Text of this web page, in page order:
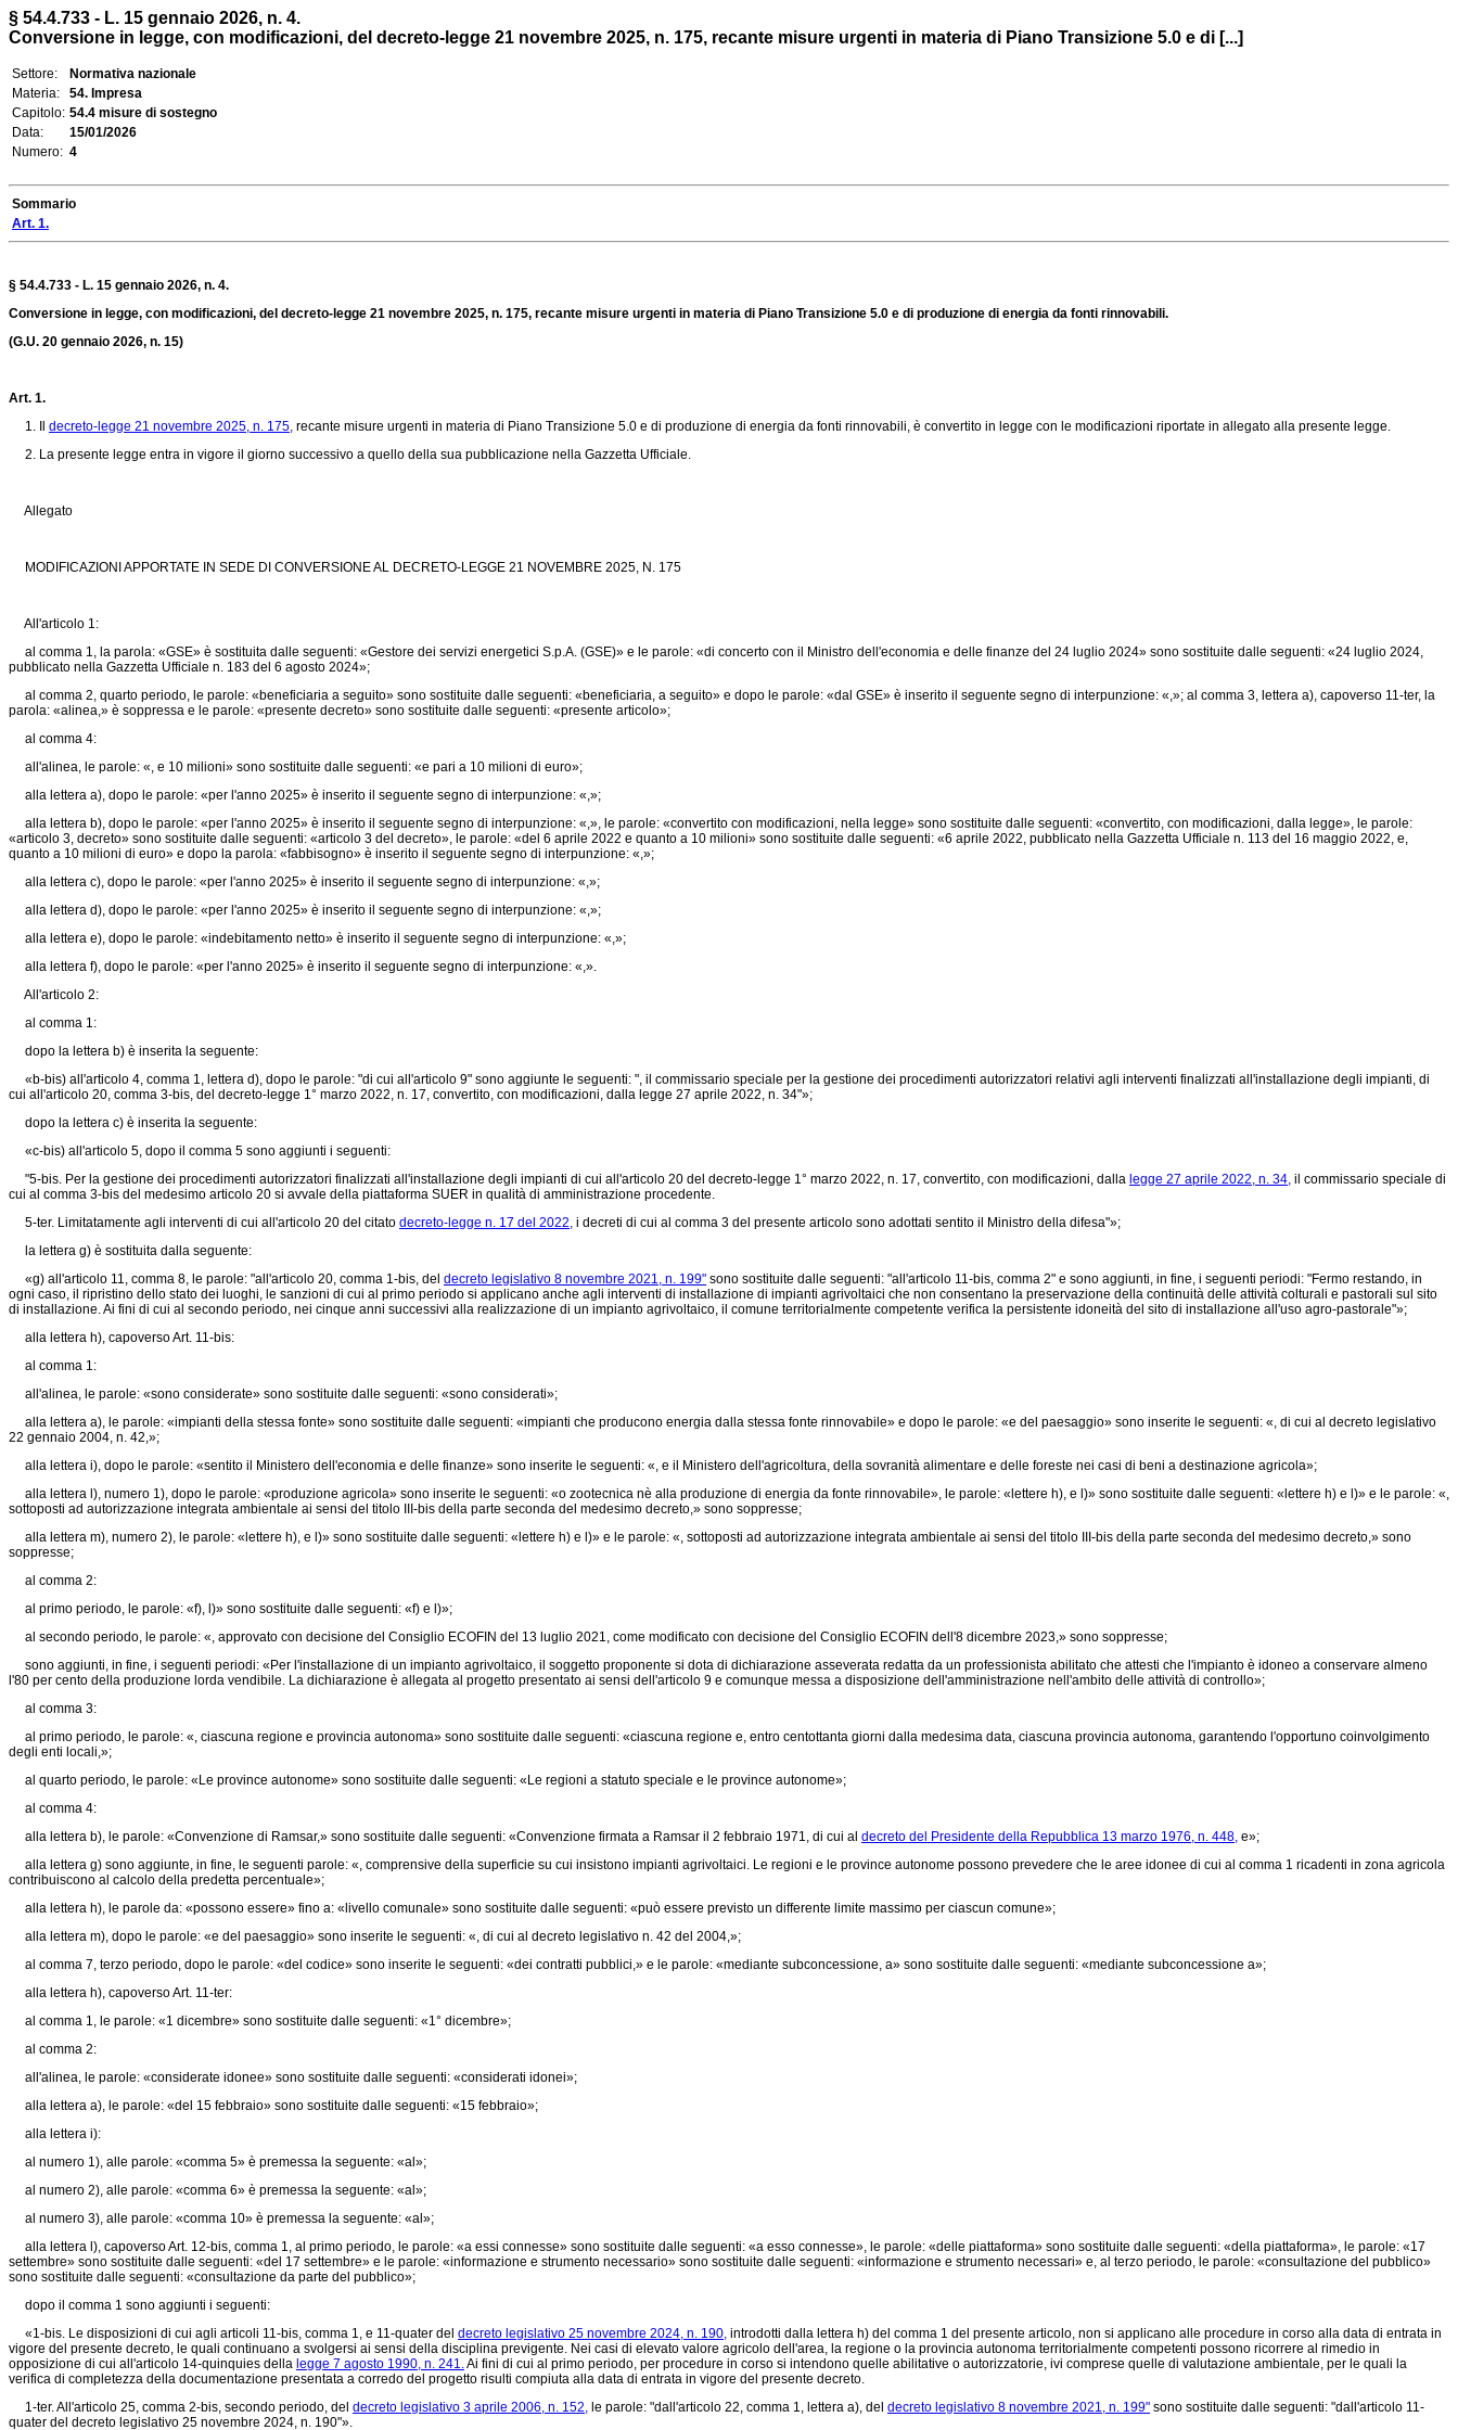
§ 54.4.733 - L. 15 gennaio 2026, n. 4.
Conversione in legge, con modificazioni, del decreto-legge 21 novembre 2025, n. 175, recante misure urgenti in materia di Piano Transizione 5.0 e di [...]
Settore:
Normativa nazionale
Materia:
54. Impresa
Capitolo: 54.4 misure di sostegno
Data:
15/01/2026
Numero: 4
Sommario
Art. 1.
§ 54.4.733 - L. 15 gennaio 2026, n. 4.
Conversione in legge, con modificazioni, del decreto-legge 21 novembre 2025, n. 175, recante misure urgenti in materia di Piano Transizione 5.0 e di produzione di energia da fonti rinnovabili.
(G.U. 20 gennaio 2026, n. 15)
Art. 1.
1. Il decreto-legge 21 novembre 2025, n. 175, recante misure urgenti in materia di Piano Transizione 5.0 e di produzione di energia da fonti rinnovabili, è convertito in legge con le modificazioni riportate in allegato alla presente legge.
2. La presente legge entra in vigore il giorno successivo a quello della sua pubblicazione nella Gazzetta Ufficiale.
Allegato
MODIFICAZIONI APPORTATE IN SEDE DI CONVERSIONE AL DECRETO-LEGGE 21 NOVEMBRE 2025, N. 175
All'articolo 1:
al comma 1, la parola: «GSE» è sostituita dalle seguenti: «Gestore dei servizi energetici S.p.A. (GSE)» e le parole: «di concerto con il Ministro dell'economia e delle finanze del 24 luglio 2024» sono sostituite dalle seguenti: «24 luglio 2024,
pubblicato nella Gazzetta Ufficiale n. 183 del 6 agosto 2024»;
al comma 2, quarto periodo, le parole: «beneficiaria a seguito» sono sostituite dalle seguenti: «beneficiaria, a seguito» e dopo le parole: «dal GSE» è inserito il seguente segno di interpunzione: «,»; al comma 3, lettera a), capoverso 11-ter, la
parola: «alinea,» è soppressa e le parole: «presente decreto» sono sostituite dalle seguenti: «presente articolo»;
al comma 4:
all'alinea, le parole: «, e 10 milioni» sono sostituite dalle seguenti: «e pari a 10 milioni di euro»;
alla lettera a), dopo le parole: «per l'anno 2025» è inserito il seguente segno di interpunzione: «,»;
alla lettera b), dopo le parole: «per l'anno 2025» è inserito il seguente segno di interpunzione: «,», le parole: «convertito con modificazioni, nella legge» sono sostituite dalle seguenti: «convertito, con modificazioni, dalla legge», le parole:
«articolo 3, decreto» sono sostituite dalle seguenti: «articolo 3 del decreto», le parole: «del 6 aprile 2022 e quanto a 10 milioni» sono sostituite dalle seguenti: «6 aprile 2022, pubblicato nella Gazzetta Ufficiale n. 113 del 16 maggio 2022, e,
quanto a 10 milioni di euro» e dopo la parola: «fabbisogno» è inserito il seguente segno di interpunzione: «,»;
alla lettera c), dopo le parole: «per l'anno 2025» è inserito il seguente segno di interpunzione: «,»;
alla lettera d), dopo le parole: «per l'anno 2025» è inserito il seguente segno di interpunzione: «,»;
alla lettera e), dopo le parole: «indebitamento netto» è inserito il seguente segno di interpunzione: «,»;
alla lettera f), dopo le parole: «per l'anno 2025» è inserito il seguente segno di interpunzione: «,».
All'articolo 2:
al comma 1:
dopo la lettera b) è inserita la seguente:
«b-bis) all'articolo 4, comma 1, lettera d), dopo le parole: "di cui all'articolo 9" sono aggiunte le seguenti: ", il commissario speciale per la gestione dei procedimenti autorizzatori relativi agli interventi finalizzati all'installazione degli impianti, di
cui all'articolo 20, comma 3-bis, del decreto-legge 1° marzo 2022, n. 17, convertito, con modificazioni, dalla legge 27 aprile 2022, n. 34"»;
dopo la lettera c) è inserita la seguente:
«c-bis) all'articolo 5, dopo il comma 5 sono aggiunti i seguenti:
"5-bis. Per la gestione dei procedimenti autorizzatori finalizzati all'installazione degli impianti di cui all'articolo 20 del decreto-legge 1° marzo 2022, n. 17, convertito, con modificazioni, dalla legge 27 aprile 2022, n. 34, il commissario speciale di
cui al comma 3-bis del medesimo articolo 20 si avvale della piattaforma SUER in qualità di amministrazione procedente.
5-ter. Limitatamente agli interventi di cui all'articolo 20 del citato decreto-legge n. 17 del 2022, i decreti di cui al comma 3 del presente articolo sono adottati sentito il Ministro della difesa"»;
la lettera g) è sostituita dalla seguente:
«g) all'articolo 11, comma 8, le parole: "all'articolo 20, comma 1-bis, del decreto legislativo 8 novembre 2021, n. 199" sono sostituite dalle seguenti: "all'articolo 11-bis, comma 2" e sono aggiunti, in fine, i seguenti periodi: "Fermo restando, in
ogni caso, il ripristino dello stato dei luoghi, le sanzioni di cui al primo periodo si applicano anche agli interventi di installazione di impianti agrivoltaici che non consentano la preservazione della continuità delle attività colturali e pastorali sul sito
di installazione. Ai fini di cui al secondo periodo, nei cinque anni successivi alla realizzazione di un impianto agrivoltaico, il comune territorialmente competente verifica la persistente idoneità del sito di installazione all'uso agro-pastorale"»;
alla lettera h), capoverso Art. 11-bis:
al comma 1:
all'alinea, le parole: «sono considerate» sono sostituite dalle seguenti: «sono considerati»;
alla lettera a), le parole: «impianti della stessa fonte» sono sostituite dalle seguenti: «impianti che producono energia dalla stessa fonte rinnovabile» e dopo le parole: «e del paesaggio» sono inserite le seguenti: «, di cui al decreto legislativo
22 gennaio 2004, n. 42,»;
alla lettera i), dopo le parole: «sentito il Ministero dell'economia e delle finanze» sono inserite le seguenti: «, e il Ministero dell'agricoltura, della sovranità alimentare e delle foreste nei casi di beni a destinazione agricola»;
alla lettera l), numero 1), dopo le parole: «produzione agricola» sono inserite le seguenti: «o zootecnica nè alla produzione di energia da fonte rinnovabile», le parole: «lettere h), e l)» sono sostituite dalle seguenti: «lettere h) e l)» e le parole: «,
sottoposti ad autorizzazione integrata ambientale ai sensi del titolo III-bis della parte seconda del medesimo decreto,» sono soppresse;
alla lettera m), numero 2), le parole: «lettere h), e l)» sono sostituite dalle seguenti: «lettere h) e l)» e le parole: «, sottoposti ad autorizzazione integrata ambientale ai sensi del titolo III-bis della parte seconda del medesimo decreto,» sono
soppresse;
al comma 2:
al primo periodo, le parole: «f), l)» sono sostituite dalle seguenti: «f) e l)»;
al secondo periodo, le parole: «, approvato con decisione del Consiglio ECOFIN del 13 luglio 2021, come modificato con decisione del Consiglio ECOFIN dell'8 dicembre 2023,» sono soppresse;
sono aggiunti, in fine, i seguenti periodi: «Per l'installazione di un impianto agrivoltaico, il soggetto proponente si dota di dichiarazione asseverata redatta da un professionista abilitato che attesti che l'impianto è idoneo a conservare almeno
l'80 per cento della produzione lorda vendibile. La dichiarazione è allegata al progetto presentato ai sensi dell'articolo 9 e comunque messa a disposizione dell'amministrazione nell'ambito delle attività di controllo»;
al comma 3:
al primo periodo, le parole: «, ciascuna regione e provincia autonoma» sono sostituite dalle seguenti: «ciascuna regione e, entro centottanta giorni dalla medesima data, ciascuna provincia autonoma, garantendo l'opportuno coinvolgimento
degli enti locali,»;
al quarto periodo, le parole: «Le province autonome» sono sostituite dalle seguenti: «Le regioni a statuto speciale e le province autonome»;
al comma 4:
alla lettera b), le parole: «Convenzione di Ramsar,» sono sostituite dalle seguenti: «Convenzione firmata a Ramsar il 2 febbraio 1971, di cui al decreto del Presidente della Repubblica 13 marzo 1976, n. 448, e»;
alla lettera g) sono aggiunte, in fine, le seguenti parole: «, comprensive della superficie su cui insistono impianti agrivoltaici. Le regioni e le province autonome possono prevedere che le aree idonee di cui al comma 1 ricadenti in zona agricola
contribuiscono al calcolo della predetta percentuale»;
alla lettera h), le parole da: «possono essere» fino a: «livello comunale» sono sostituite dalle seguenti: «può essere previsto un differente limite massimo per ciascun comune»;
alla lettera m), dopo le parole: «e del paesaggio» sono inserite le seguenti: «, di cui al decreto legislativo n. 42 del 2004,»;
al comma 7, terzo periodo, dopo le parole: «del codice» sono inserite le seguenti: «dei contratti pubblici,» e le parole: «mediante subconcessione, a» sono sostituite dalle seguenti: «mediante subconcessione a»;
alla lettera h), capoverso Art. 11-ter:
al comma 1, le parole: «1 dicembre» sono sostituite dalle seguenti: «1° dicembre»;
al comma 2:
all'alinea, le parole: «considerate idonee» sono sostituite dalle seguenti: «considerati idonei»;
alla lettera a), le parole: «del 15 febbraio» sono sostituite dalle seguenti: «15 febbraio»;
alla lettera i):
al numero 1), alle parole: «comma 5» è premessa la seguente: «al»;
al numero 2), alle parole: «comma 6» è premessa la seguente: «al»;
al numero 3), alle parole: «comma 10» è premessa la seguente: «al»;
alla lettera l), capoverso Art. 12-bis, comma 1, al primo periodo, le parole: «a essi connesse» sono sostituite dalle seguenti: «a esso connesse», le parole: «delle piattaforma» sono sostituite dalle seguenti: «della piattaforma», le parole: «17
settembre» sono sostituite dalle seguenti: «del 17 settembre» e le parole: «informazione e strumento necessario» sono sostituite dalle seguenti: «informazione e strumento necessari» e, al terzo periodo, le parole: «consultazione del pubblico»
sono sostituite dalle seguenti: «consultazione da parte del pubblico»;
dopo il comma 1 sono aggiunti i seguenti:
«1-bis. Le disposizioni di cui agli articoli 11-bis, comma 1, e 11-quater del decreto legislativo 25 novembre 2024, n. 190, introdotti dalla lettera h) del comma 1 del presente articolo, non si applicano alle procedure in corso alla data di entrata in
vigore del presente decreto, le quali continuano a svolgersi ai sensi della disciplina previgente. Nei casi di elevato valore agricolo dell'area, la regione o la provincia autonoma territorialmente competenti possono ricorrere al rimedio in
opposizione di cui all'articolo 14-quinquies della legge 7 agosto 1990, n. 241.Ai fini di cui al primo periodo, per procedure in corso si intendono quelle abilitative o autorizzatorie, ivi comprese quelle di valutazione ambientale, per le quali la
verifica di completezza della documentazione presentata a corredo del progetto risulti compiuta alla data di entrata in vigore del presente decreto.
1-ter. All'articolo 25, comma 2-bis, secondo periodo, del decreto legislativo 3 aprile 2006, n. 152, le parole: "dall'articolo 22, comma 1, lettera a), del decreto legislativo 8 novembre 2021, n. 199" sono sostituite dalle seguenti: "dall'articolo 11-
quater del decreto legislativo 25 novembre 2024, n. 190"».